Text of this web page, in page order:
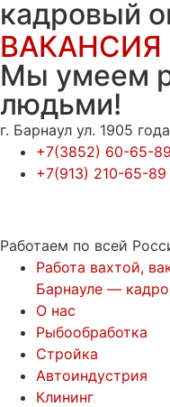
кадровый
ВАКАНСИЯ
Мы умеем
людьми!
г. Барнаул ул. 1905
+7(3852) 60-65-89
+7(913) 210-65-89
Работаем по всей
Работа вахтой,
Барнауле —
О нас
Рыбообработка
Стройка
Автоиндустрия
Клининг